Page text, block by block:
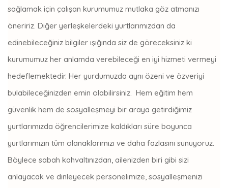
sağlamak için çalışan kurumumuz mutlaka göz atmanızı
öneririz. Diğer yerleşkelerdeki yurtlarımızdan da
edinebileceğiniz bilgiler ışığında siz de göreceksiniz ki
kurumumuz her anlamda verebileceği en iyi hizmeti vermeyi
hedeflemektedir. Her yurdumuzda aynı özeni ve özveriyi
bulabileceğinizden emin olabilirsiniz. Hem eğitim hem
güvenlik hem de sosyalleşmeyi bir araya getirdiğimiz
yurtlarımızda öğrencilerimize kaldıkları süre boyunca
yurtlarımızın tüm olanaklarımızı ve daha fazlasını sunuyoruz.
Böylece sabah kahvaltınızdan, ailenizden biri gibi sizi
anlayacak ve dinleyecek personelimize, sosyalleşmenizi